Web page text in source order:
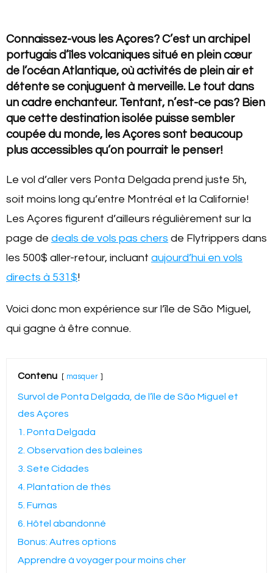
Connaissez-vous les Açores? C’est un archipel
portugais d’îles volcaniques situé en plein cœur
de l’océan Atlantique, où activités de plein air et
détente se conjuguent à merveille. Le tout dans
un cadre enchanteur. Tentant, n’est-ce pas? Bien
que cette destination isolée puisse sembler
coupée du monde, les Açores sont beaucoup
plus accessibles qu’on pourrait le penser!
Le vol d’aller vers Ponta Delgada prend juste 5h,
soit moins long qu’entre Montréal et la Californie!
Les Açores figurent d’ailleurs régulièrement sur la
page de deals de vols pas chers de Flytrippers dans
les 500$ aller-retour, incluant aujourd’hui en vols
directs à 531$!
Voici donc mon expérience sur l’île de São Miguel,
qui gagne à être connue.
Contenu masquer
Survol de Ponta Delgada, de l’île de São Miguel et
des Açores
1. Ponta Delgada
2. Observation des baleines
3. Sete Cidades
4. Plantation de thés
5. Furnas
6. Hôtel abandonné
Bonus: Autres options
Apprendre à voyager pour moins cher